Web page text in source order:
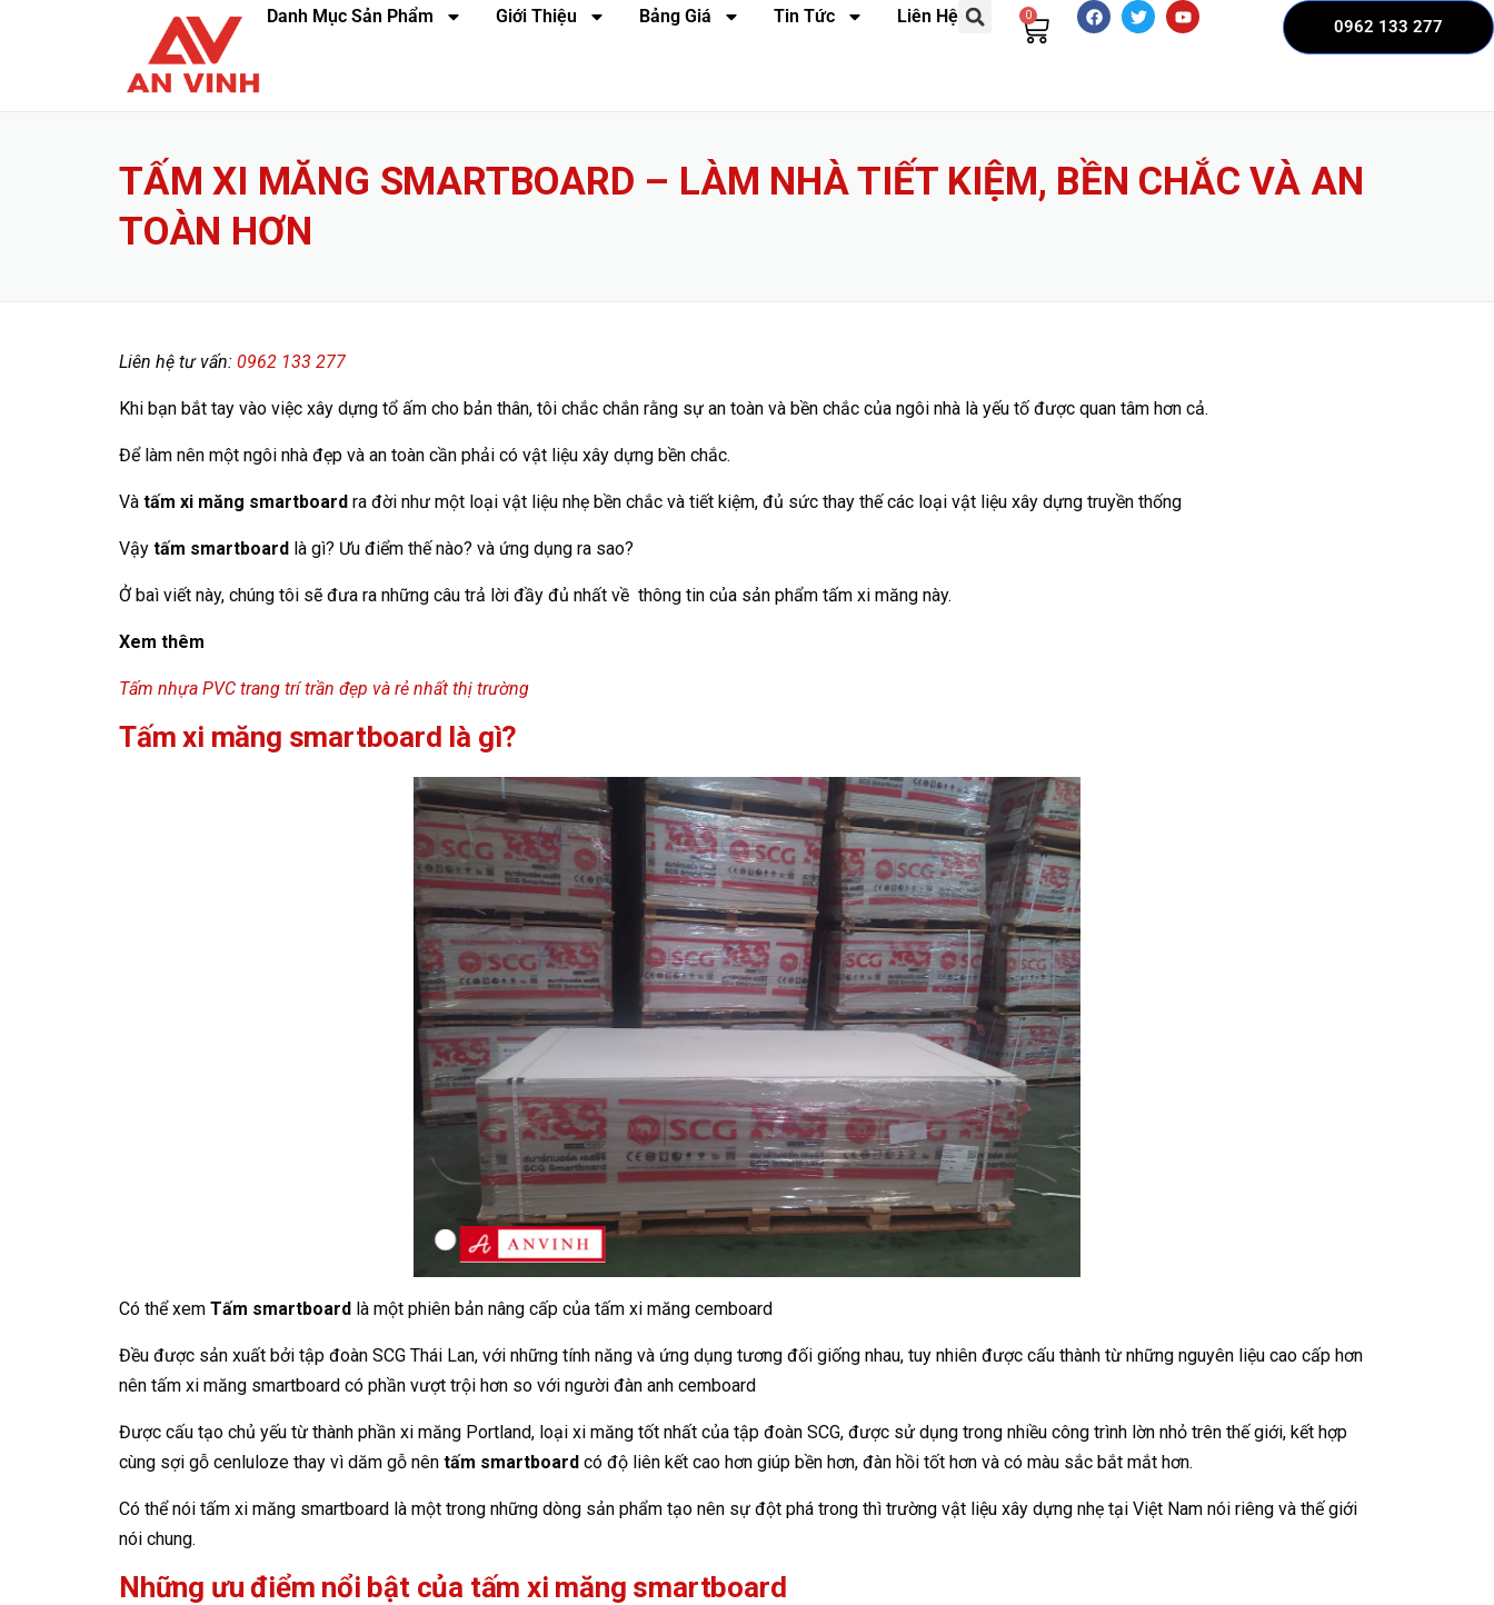
Danh Mục Sản Phẩm Giới Thiệu Bảng Giá Tin Tức Liên Hệ 0
0962 133 277
TẤM XI MĂNG SMARTBOARD – LÀM NHÀ TIẾT KIỆM, BỀN CHẮC VÀ AN
TOÀN HƠN
Liên hệ tư vấn: 0962 133 277
Khi bạn bắt tay vào việc xây dựng tổ ấm cho bản thân, tôi chắc chắn rằng sự an toàn và bền chắc của ngôi nhà là yếu tố được quan tâm hơn cả.
Để làm nên một ngôi nhà đẹp và an toàn cần phải có vật liệu xây dựng bền chắc.
Và tấm xi măng smartboard ra đời như một loại vật liệu nhẹ bền chắc và tiết kiệm, đủ sức thay thế các loại vật liệu xây dựng truyền thống
Vậy tấm smartboard là gì? Ưu điểm thế nào? và ứng dụng ra sao?
Ở baì viết này, chúng tôi sẽ đưa ra những câu trả lời đầy đủ nhất về thông tin của sản phẩm tấm xi măng này.
Xem thêm
Tấm nhựa PVC trang trí trần đẹp và rẻ nhất thị trường
Tấm xi măng smartboard là gì?
Có thể xem Tấm smartboard là một phiên bản nâng cấp của tấm xi măng cemboard
Đều được sản xuất bởi tập đoàn SCG Thái Lan, với những tính năng và ứng dụng tương đối giống nhau, tuy nhiên được cấu thành từ những nguyên liệu cao cấp hơn
nên tấm xi măng smartboard có phần vượt trội hơn so với người đàn anh cemboard
Được cấu tạo chủ yếu từ thành phần xi măng Portland, loại xi măng tốt nhất của tập đoàn SCG, được sử dụng trong nhiều công trình lờn nhỏ trên thế giới, kết hợp
cùng sợi gỗ cenluloze thay vì dăm gỗ nên tấm smartboard có độ liên kết cao hơn giúp bền hơn, đàn hồi tốt hơn và có màu sắc bắt mắt hơn.
Có thể nói tấm xi măng smartboard là một trong những dòng sản phẩm tạo nên sự đột phá trong thì trường vật liệu xây dựng nhẹ tại Việt Nam nói riêng và thế giới
nói chung.
Những ưu điểm nổi bật của tấm xi măng smartboard